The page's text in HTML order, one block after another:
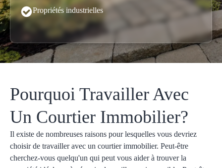
Propriétés industrielles
Pourquoi Travailler Avec
Un Courtier Immobilier?
Il existe de nombreuses raisons pour lesquelles vous devriez
choisir de travailler avec un courtier immobilier. Peut-être
cherchez-vous quelqu'un qui peut vous aider à trouver la